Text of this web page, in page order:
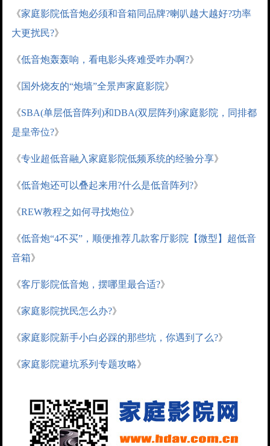
《家庭影院低音炮必须和音箱同品牌?喇叭越大越好?功率
大更扰民?》
《低音炮轰轰响，看电影头疼难受咋办啊?》
《国外烧友的“炮墙”全景声家庭影院》
《SBA(单层低音阵列)和DBA(双层阵列)家庭影院，同排都
是皇帝位?》
《专业超低音融入家庭影院低频系统的经验分享》
《低音炮还可以叠起来用?什么是低音阵列?》
《REW教程之如何寻找炮位》
《低音炮“4不买”，顺便推荐几款客厅影院【微型】超低音
音箱》
《客厅影院低音炮，摆哪里最合适?》
《家庭影院扰民怎么办?》
《家庭影院新手小白必踩的那些坑，你遇到了么?》
《家庭影院避坑系列专题攻略》